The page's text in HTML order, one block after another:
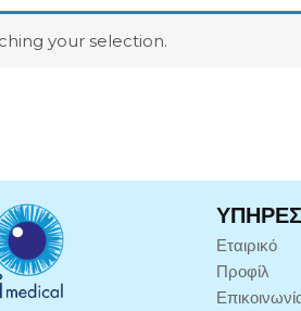
your selection.
Εταιρικό
Προφίλ